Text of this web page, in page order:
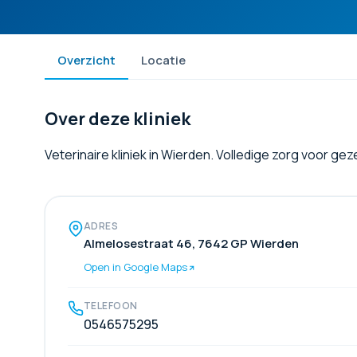
Overzicht Locatie
Over deze kliniek
Veterinaire kliniek in Wierden. Volledige zorg voor
ADRES
Almelosestraat 46, 7642 GP Wierden
Open in Google Maps
TELEFOON
0546575295